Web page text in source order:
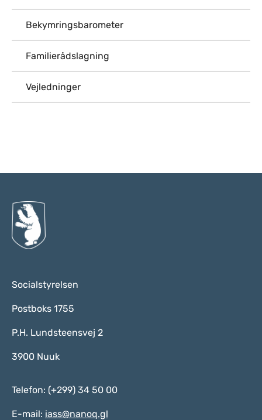
Bekymringsbarometer
Familierådslagning
Vejledninger
Socialstyrelsen
Postboks 1755
P.H. Lundsteensvej 2
3900 Nuuk
Telefon: (+299) 34 50 00
E-mail: iass@nanoq.gl